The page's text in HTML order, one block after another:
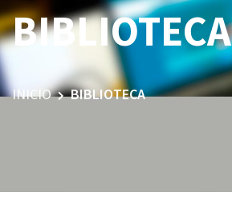
BIBLIOTECA
INICIO BIBLIOTECA